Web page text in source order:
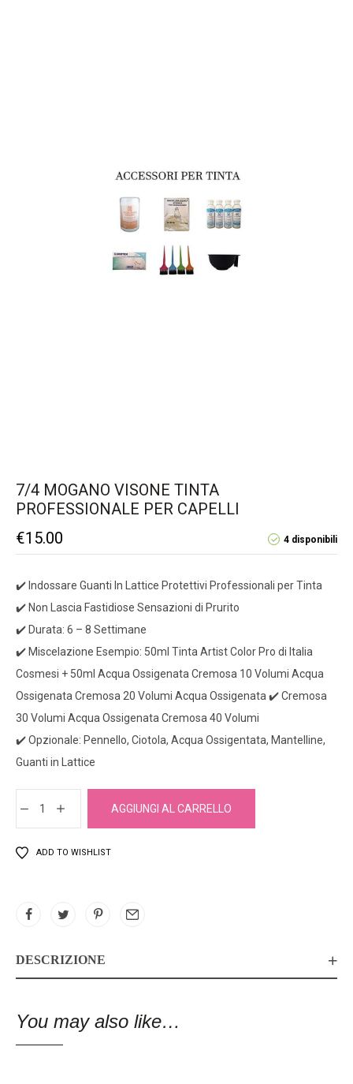
7/4 MOGANO VISONE TINTA
PROFESSIONALE PER CAPELLI
4 disponibili
€15.00
✔️ Indossare Guanti In Lattice Protettivi Professionali per Tinta
✔️ Non Lascia Fastidiose Sensazioni di Prurito
✔️ Durata: 6 – 8 Settimane
✔️ Miscelazione Esempio: 50ml Tinta Artist Color Pro di Italia
Cosmesi + 50ml Acqua Ossigenata Cremosa 10 Volumi Acqua
Ossigenata Cremosa 20 Volumi Acqua Ossigenata ✔️ Cremosa
30 Volumi Acqua Ossigenata Cremosa 40 Volumi
✔️ Opzionale: Pennello, Ciotola, Acqua Ossigentata, Mantelline,
Guanti in Lattice
AGGIUNGI AL CARRELLO
ADD TO WISHLIST
DESCRIZIONE
You may also like…